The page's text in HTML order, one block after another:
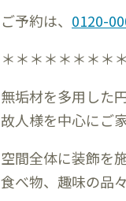
ご予約は、 0120-
＊＊＊＊＊＊＊＊
無垢材を多用した
故人様を中心にご
空間全体に装飾を
食べ物、趣味の品